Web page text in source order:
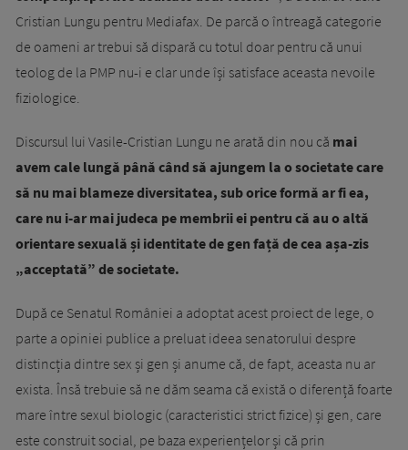
Cristian Lungu pentru Mediafax. De parcă o întreagă categorie
de oameni ar trebui să dispară cu totul doar pentru că unui
teolog de la PMP nu-i e clar unde își satisface aceasta nevoile
fiziologice.
Discursul lui Vasile-Cristian Lungu ne arată din nou că mai
avem cale lungă până când să ajungem la o societate care
să nu mai blameze diversitatea, sub orice formă ar fi ea,
care nu i-ar mai judeca pe membrii ei pentru că au o altă
orientare sexuală și identitate de gen față de cea așa-zis
„acceptată” de societate.
După ce Senatul României a adoptat acest proiect de lege, o
parte a opiniei publice a preluat ideea senatorului despre
distincția dintre sex și gen și anume că, de fapt, aceasta nu ar
exista. Însă trebuie să ne dăm seama că există o diferență foarte
mare între sexul biologic (caracteristici strict fizice) și gen, care
este construit social, pe baza experiențelor și că prin